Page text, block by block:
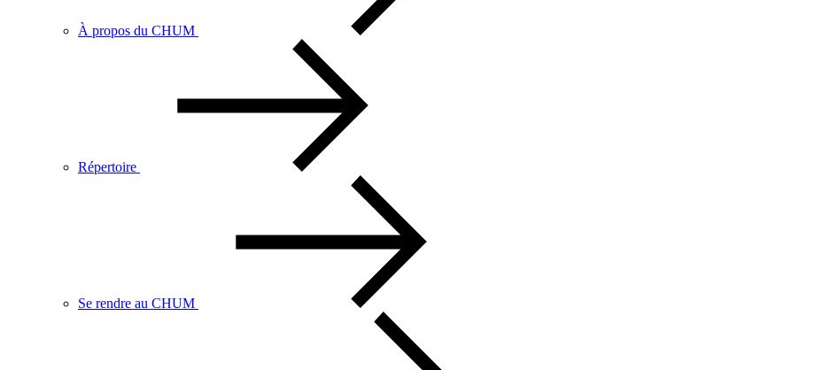
À propos du CHUM
Répertoire
Se rendre au CHUM